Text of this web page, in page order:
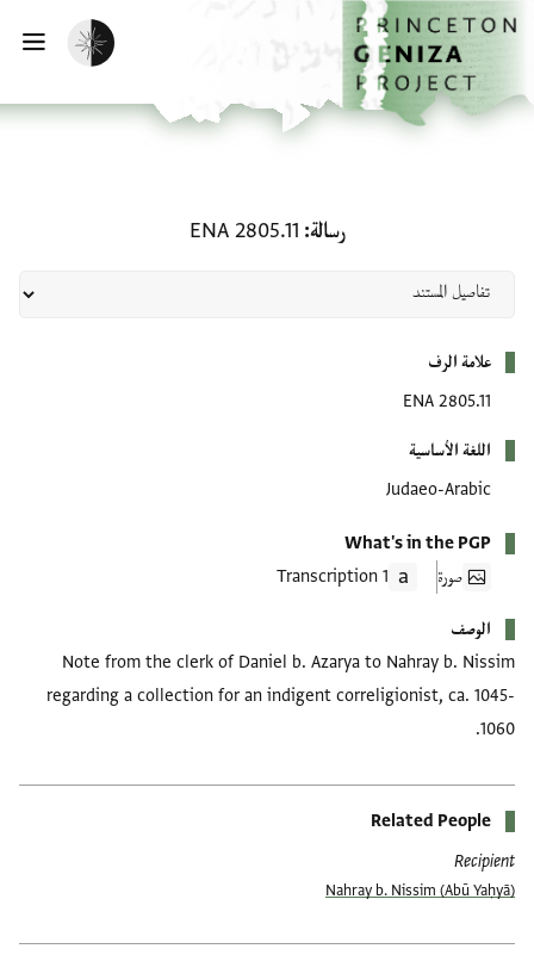
إلى المحتوى الرئيسي
الرئيسية
تفعيل الوضع المظلم
رسالة ENA 2805.11
علامة الرف
ENA 2805.11
اللغة الأساسية
Judaeo-Arabic
What's in the PGP
صورة
1 Transcription
الوصف
Note from the clerk of Daniel b. Azarya to Nahray b. Nissim
regarding a collection for an indigent correligionist, ca. 1045-
1060.
Related People
Recipient
(Abū Yaḥyā) Nahray b. Nissim